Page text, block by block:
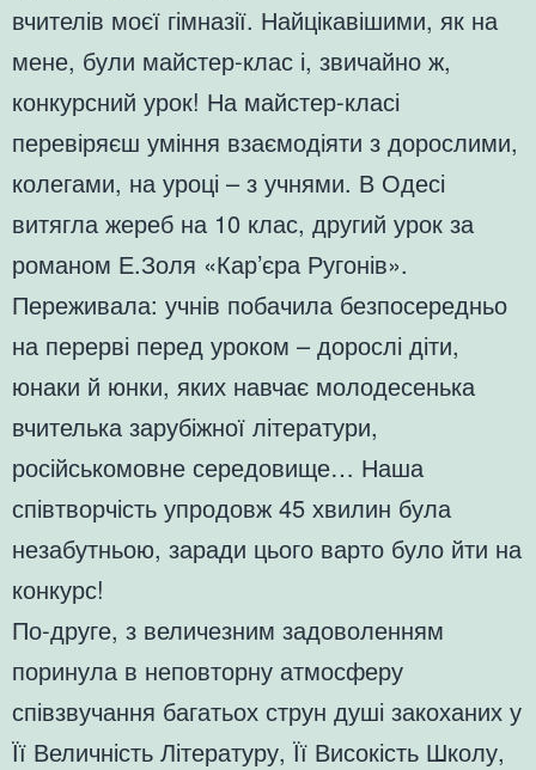
вчителів моєї гімназії. Найцікавішими, як на
мене, були майстер-клас і, звичайно ж,
конкурсний урок! На майстер-класі
перевіряєш уміння взаємодіяти з дорослими,
колегами, на уроці – з учнями. В Одесі
витягла жереб на 10 клас, другий урок за
романом Е.Золя «Кар’єра Ругонів».
Переживала: учнів побачила безпосередньо
на перерві перед уроком – дорослі діти,
юнаки й юнки, яких навчає молодесенька
вчителька зарубіжної літератури,
російськомовне середовище… Наша
співтворчість упродовж 45 хвилин була
незабутньою, заради цього варто було йти на
конкурс!
По-друге, з величезним задоволенням
поринула в неповторну атмосферу
співзвучання багатьох струн душі закоханих у
Її Величність Літературу, Її Високість Школу,